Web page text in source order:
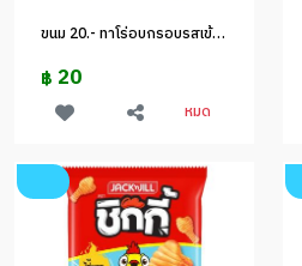
ขนม 20.- ทาโร่อบกรอบรสเข้มข้น
฿ 20
หมด